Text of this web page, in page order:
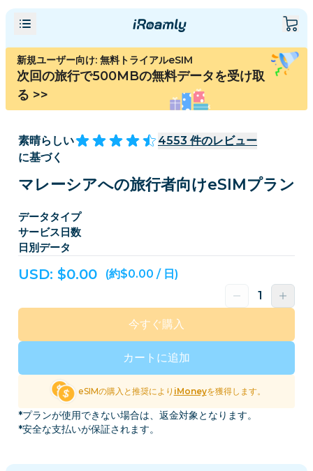
新規ユーザー向け: 無料トライアルeSIM
次回の旅行で500MBの無料データを受け取
る >>
素晴らしい 4553 件のレビュー
に基づく
マレーシアへの旅行者向けeSIMプラン
データタイプ
サービス日数
日別データ
USD: $0.00 (約$0.00 / 日)
カートに追加
今すぐ購入
eSIMの購入と推奨により iMoneyを獲得します。
*プランが使用できない場合は、返金対象となります。
*安全な支払いが保証されます。